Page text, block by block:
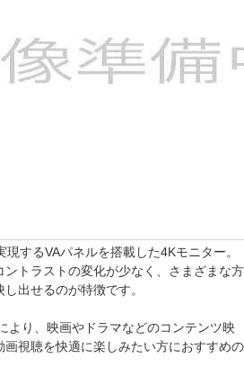
現するVAパネルを搭載した4Kモニター。
ントラストの変化が少なく、さまざまな方
出せるのが特徴です。
より、映画やドラマなどのコンテンツ映
視聴を快適に楽しみたい方におすすめの